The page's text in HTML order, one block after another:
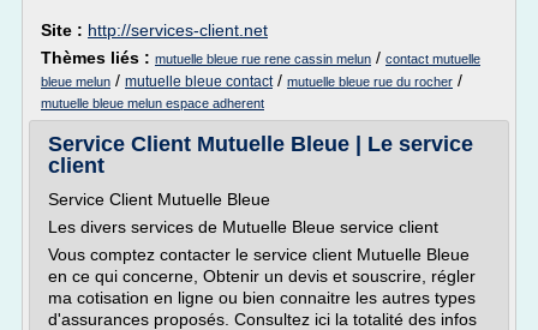
Site : http://services-client.net
Thèmes liés : mutuelle bleue rue rene cassin melun / contact mutuelle
bleue melun / mutuelle bleue contact/ mutuelle bleue rue du rocher /
mutuelle bleue melun espace adherent
Service Client Mutuelle Bleue | Le service
client
Service Client Mutuelle Bleue
Les divers services de Mutuelle Bleue service client
Vous comptez contacter le service client Mutuelle Bleue
en ce qui concerne, Obtenir un devis et souscrire, régler
ma cotisation en ligne ou bien connaitre les autres types
d'assurances proposés. Consultez ici la totalité des infos